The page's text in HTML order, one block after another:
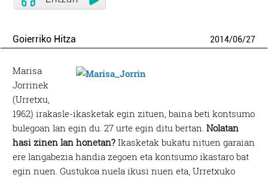
Goierriko Hitza 2014/06/27
Marisa
Jorrinek
(Urretxu,
1962) irakasle-ikasketak egin zituen, baina beti kontsumo
bulegoan lan egin du. 27 urte egin ditu bertan.Nolatan
hasi zinen lan honetan? Ikasketak bukatu nituen garaian
ere langabezia handia zegoen eta kontsumo ikastaro bat
egin nuen. Gustukoa nuela ikusi nuen eta, Urretxuko